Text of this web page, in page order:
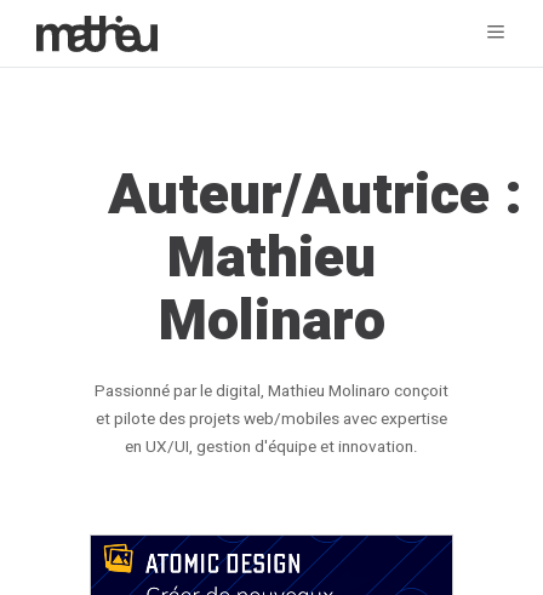
Auteur/autrice :
Mathieu
Molinaro
Passionné par le digital, Mathieu Molinaro conçoit
et pilote des projets web/mobiles avec expertise
en UX/UI, gestion d'équipe et innovation.